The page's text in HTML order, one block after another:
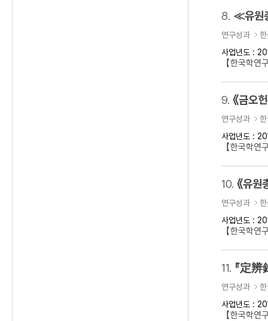
8. ≪유원
연구성과
사업년도 :
【한국
9. 《금오
연구성과
사업년도 :
【한국학
10. 《유
연구성과
사업년도 :
【한국학
11. 『定辨
연구성과
사업년도 :
【한국학